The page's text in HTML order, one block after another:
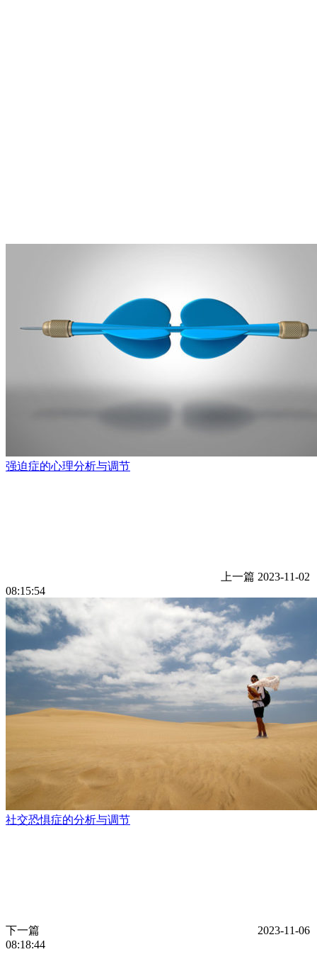
强迫症的心理分析与调节
上一篇 2023-11-02
08:15:54
社交恐惧症的分析与调节
下一篇
2023-11-06
08:18:44